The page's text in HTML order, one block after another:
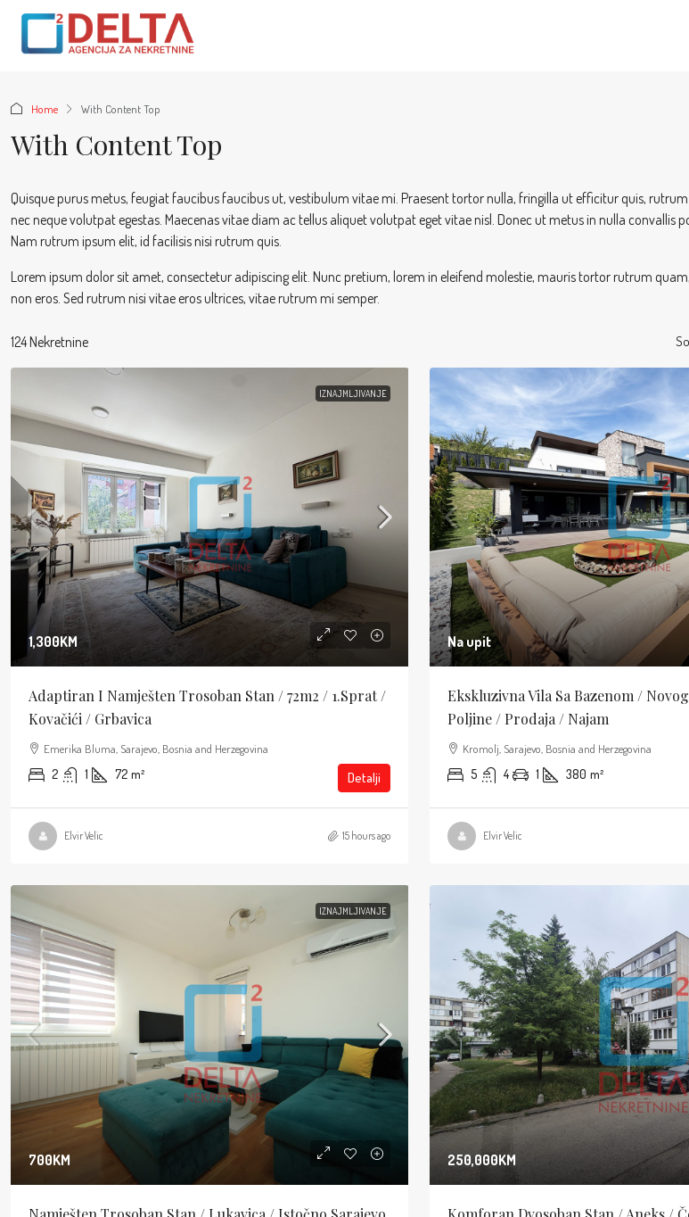
Home With Content Top
With Content Top
Quisque purus metus, feugiat faucibus faucibus ut, vestibulum vitae mi. Praesent tortor nulla, fringilla ut efficitur quis, rutrum
nec neque volutpat egestas. Maecenas vitae diam ac tellus aliquet volutpat eget vitae nisl. Donec ut metus in nulla convallis
Nam rutrum ipsum elit, id facilisis nisi rutrum quis.
Lorem ipsum dolor sit amet, consectetur adipiscing elit. Nunc pretium, lorem in eleifend molestie, mauris tortor rutrum
non eros. Sed rutrum nisi vitae eros ultrices, vitae rutrum mi semper.
124 Nekretnine
IZNAJMLJIVANJE
1,300KM
Adaptiran I Namješten Trosoban Stan / 72m2 / 1.sprat /
Kovačići / Grbavica
Emerika Bluma, Sarajevo, Bosnia and Herzegovina
2 1 72 m² Detalji
Elvir Velic 15 hours ago
Na upit
Ekskluzivna Vila Sa Bazenom /
Poljine / Prodaja / Najam
Kromolj, Sarajevo, Bosnia and Herzegovina
5 4 1 380 m²
Elvir Velic
IZNAJMLJIVANJE
700KM 250,000KM